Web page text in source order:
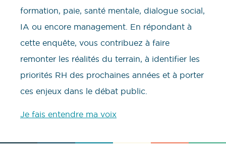
formation, paie, santé mentale, dialogue social,
IA ou encore management. En répondant à
cette enquête, vous contribuez à faire
remonter les réalités du terrain, à identifier les
priorités RH des prochaines années et à porter
ces enjeux dans le débat public.
Je fais entendre ma voix